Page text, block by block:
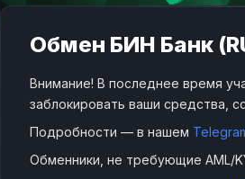
Обмен БИН Банк
Внимание! В последнее время
заблокировать ваши средства,
Подробности — в нашем
Обменники, не требующие AML/